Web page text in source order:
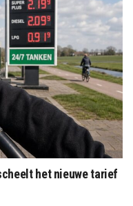
het nieuwe tarief